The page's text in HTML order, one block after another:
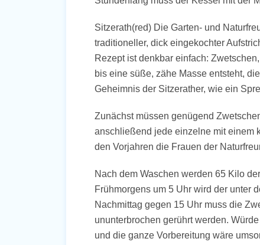
Sitzerath(red) Die Garten- und
traditioneller, dick eingekochter
Rezept ist denkbar einfach:
bis eine süße, zähe Masse entsteht,
Geheimnis der Sitzerather, wie ein
Zunächst müssen genügend
anschließend jede einzelne mit einem
den Vorjahren die Frauen der
Nach dem Waschen werden 65 Kilo
Frühmorgens um 5 Uhr wird der unter
Nachmittag gegen 15 Uhr muss die
ununterbrochen gerührt werden.
und die ganze Vorbereitung wäre